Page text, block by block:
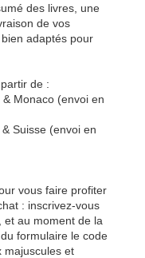
des livres, une
de vos
adaptés pour
de :
Monaco (envoi en
Suisse (envoi en
vous faire profiter
: inscrivez-vous
et au moment de la
formulaire le code
majuscules et